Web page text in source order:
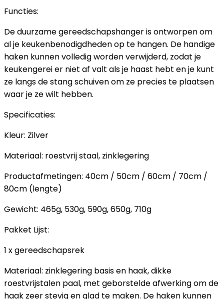
Functies:
De duurzame gereedschapshanger is ontworpen om
al je keukenbenodigdheden op te hangen. De handige
haken kunnen volledig worden verwijderd, zodat je
keukengerei er niet af valt als je haast hebt en je kunt
ze langs de stang schuiven om ze precies te plaatsen
waar je ze wilt hebben.
Specificaties:
Kleur: Zilver
Materiaal: roestvrij staal, zinklegering
Productafmetingen: 40cm / 50cm / 60cm / 70cm /
80cm (lengte)
Gewicht: 465g, 530g, 590g, 650g, 710g
Pakket Lijst:
1 x gereedschapsrek
Materiaal: zinklegering basis en haak, dikke
roestvrijstalen paal, met geborstelde afwerking om de
haak zeer stevig en glad te maken. De haken kunnen